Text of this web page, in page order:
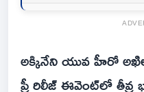
అక్కినేని యువ హీరో
ప్రీ రిలీజ్ ఈవెంట్‌లో